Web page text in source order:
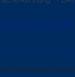
®
hat